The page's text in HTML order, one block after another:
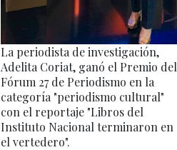
La periodista de investigación,
Adelita Coriat, ganó el Premio del
Fórum 27 de Periodismo en la
categoría "periodismo cultural"
con el reportaje "Libros del
Instituto Nacional terminaron en
el vertedero".